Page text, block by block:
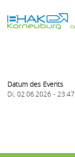
zum
Inhalt
Datum des Events
Di, 02.06.2026 - 23:47